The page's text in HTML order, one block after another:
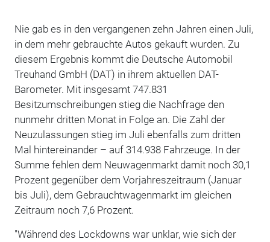
Nie gab es in den vergangenen zehn Jahren einen Juli,
in dem mehr gebrauchte Autos gekauft wurden. Zu
diesem Ergebnis kommt die Deutsche Automobil
Treuhand GmbH (DAT) in ihrem aktuellen DAT-
Barometer. Mit insgesamt 747.831
Besitzumschreibungen stieg die Nachfrage den
nunmehr dritten Monat in Folge an. Die Zahl der
Neuzulassungen stieg im Juli ebenfalls zum dritten
Mal hintereinander – auf 314.938 Fahrzeuge. In der
Summe fehlen dem Neuwagenmarkt damit noch 30,1
Prozent gegenüber dem Vorjahreszeitraum (Januar
bis Juli), dem Gebrauchtwagenmarkt im gleichen
Zeitraum noch 7,6 Prozent.
"Während des Lockdowns war unklar, wie sich der